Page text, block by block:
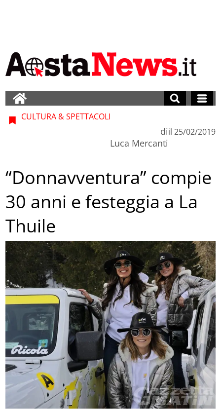
CULTURA & SPETTACOLI
di
Luca Mercanti
il 25/02/2019
“Donnavventura” compie
30 anni e festeggia a La
Thuile